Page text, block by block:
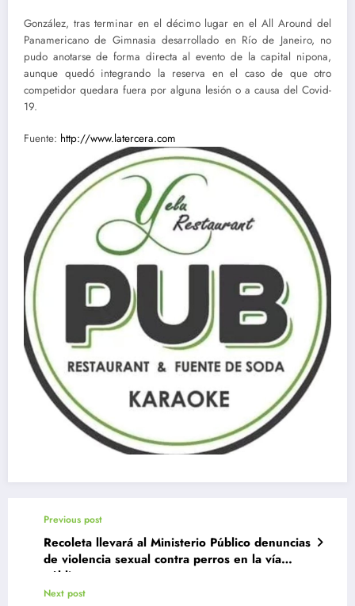
González, tras terminar en el décimo lugar en el All Around del
Panamericano de Gimnasia desarrollado en Río de Janeiro, no
pudo anotarse de forma directa al evento de la capital nipona,
aunque quedó integrando la reserva en el caso de que otro
competidor quedara fuera por alguna lesión o a causa del Covid-
19.
Fuente: http://www.latercera.com
Previous post
Recoleta llevará al Ministerio Público denuncias
de violencia sexual contra perros en la vía
pública
Next post